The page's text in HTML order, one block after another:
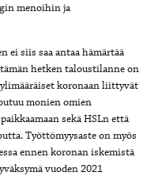
menoihin ja
ei siis saa antaa hämärtää
hetken taloustilanne on
koronaan liittyvät
monien omien
sekä HSLn että
Työttömyysaste on myös
ennen koronan iskemistä
vuoden 2021